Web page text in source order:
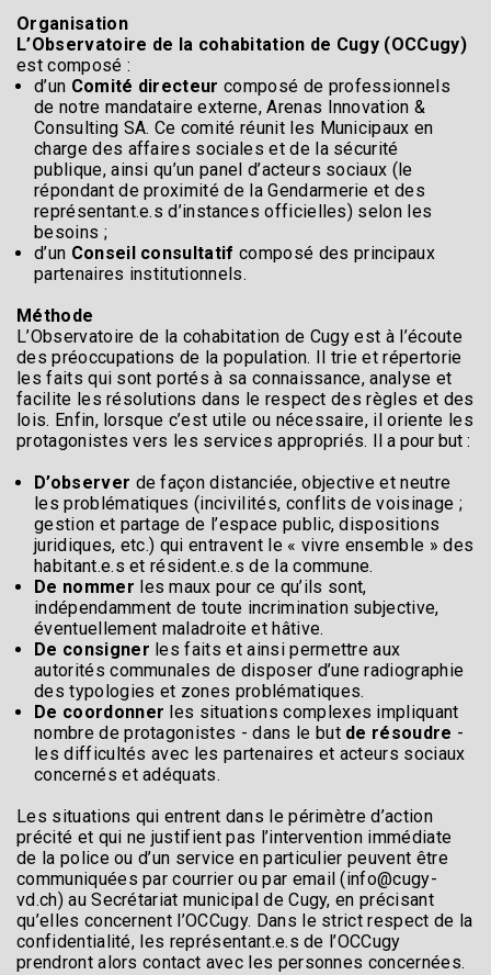
Organisation
L’Observatoire de la cohabitation de Cugy (OCCugy)
est composé :
d’un Comité directeur composé de professionnels
de notre mandataire externe, Arenas Innovation &
Consulting SA. Ce comité réunit les Municipaux en
charge des affaires sociales et de la sécurité
publique, ainsi qu’un panel d’acteurs sociaux (le
répondant de proximité de la Gendarmerie et des
représentant.e.s d’instances officielles) selon les
besoins ;
d’un Conseil consultatif composé des principaux
partenaires institutionnels.
Méthode
L’Observatoire de la cohabitation de Cugy est à l’écoute
des préoccupations de la population. Il trie et répertorie
les faits qui sont portés à sa connaissance, analyse et
facilite les résolutions dans le respect des règles et des
lois. Enfin, lorsque c’est utile ou nécessaire, il oriente les
protagonistes vers les services appropriés.
Il a pour but :
D’observer de façon distanciée, objective et neutre
les problématiques (incivilités, conflits de voisinage ;
gestion et partage de l’espace public, dispositions
juridiques, etc.) qui entravent le « vivre ensemble » des
habitant.e.s et résident.e.s de la commune.
De nommer les maux pour ce qu’ils sont,
indépendamment de toute incrimination subjective,
éventuellement maladroite et hâtive.
De consigner les faits et ainsi permettre aux
autorités communales de disposer d’une radiographie
des typologies et zones problématiques.
De coordonner les situations complexes impliquant
nombre de protagonistes - dans le but de résoudre -
les difficultés avec les partenaires et acteurs sociaux
concernés et adéquats.
Les situations qui entrent dans le périmètre d’action
précité et qui ne justifient pas l’intervention immédiate
de la police ou d’un service en particulier peuvent être
communiquées par courrier ou par email (info@cugy-
vd.ch) au Secrétariat municipal de Cugy, en précisant
qu’elles concernent l’OCCugy. Dans le strict respect de la
confidentialité, les représentant.e.s de l’OCCugy
prendront alors contact avec les personnes concernées.